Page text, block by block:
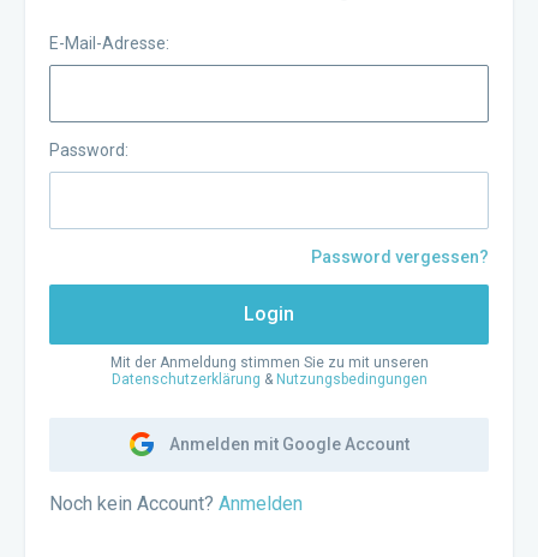
E-Mail-Adresse:
Password:
Password vergessen?
Login
Mit der Anmeldung stimmen Sie zu mit unseren
Datenschutzerklärung & Nutzungsbedingungen
Anmelden mit Google Account
Noch kein Account? Anmelden